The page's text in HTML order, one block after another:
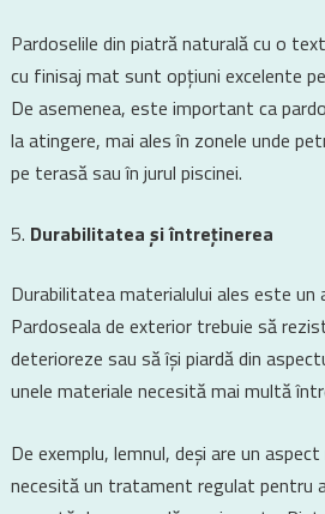
Pardoselile din piatră naturală cu o
cu finisaj mat sunt opțiuni excelente
De asemenea, este important ca
la atingere, mai ales în zonele unde
pe terasă sau în jurul piscinei.
Durabilitatea și întreținerea
Durabilitatea materialului ales este
Pardoseala de exterior trebuie să
deterioreze sau să își piardă din
unele materiale necesită mai multă
De exemplu, lemnul, deși are un
necesită un tratament regulat pentru